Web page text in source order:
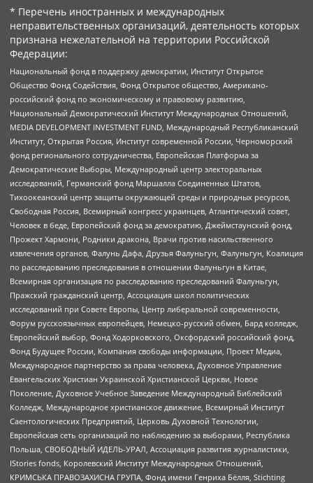
* Перечень иностранных и международных
неправительственных организаций, деятельность которых
признана нежелательной на территории Российской
Федерации:
Национальный фонд в поддержку демократии, Институт Открытое
Общество Фонд Содействия, Фонд Открытое общество, Американо-
российский фонд по экономическому и правовому развитию,
Национальный Демократический Институт Международных Отношений,
MEDIA DEVELOPMENT INVESTMENT FUND, Международный Республиканский
Институт, Открытая Россия, Институт современной России, Черноморский
фонд регионального сотрудничества, Европейская Платформа за
Демократические Выборы, Международный центр электоральных
исследований, Германский фонд Маршалла Соединенных Штатов,
Тихоокеанский центр защиты окружающей среды и природных ресурсов,
Свободная Россия, Всемирный конгресс украинцев, Атлантический совет,
Человек в беде, Европейский фонд за демократию, Джеймстаунский фонд,
Прожект Хармони, Родники дракона, Врачи против насильственного
извлечения органов, Фалунь Дафа, Друзья Фалуньгун, Фалуньгун, Коалиция
по расследованию преследования в отношении Фалуньгун в Китае,
Всемирная организация по расследованию преследований Фалуньгун,
Пражский гражданский центр, Ассоциация школ политических
исследований при Совете Европы, Центр либеральной современности,
Форум русскоязычных европейцев, Немецко-русский обмен, Бард колледж,
Европейский выбор, Фонд Ходорковского, Оксфордский российский фонд,
Фонд Будущее России, Компания свободы информации, Проект Медиа,
Международное партнерство за права человека, Духовное Управление
Евангельских Христиан Украинской Христианской Церкви, Новое
Поколение, Духовное Учебное Заведение Международный Библейский
Колледж, Международное христианское движение, Всемирный Институт
Саентологических Предприятий, Церковь Духовной Технологии,
Европейская сеть организаций по наблюдению за выборами, Республика
Польша, СВОБОДНЫЙ ИДЕЛЬ-УРАЛ, Ассоциация развития журналистики,
IStories fonds, Королевский Институт Международных Отношений,
КРИМСЬКА ПРАВОЗАХИСНА ГРУПА, Фонд имени Генриха Бёлля, Stichting